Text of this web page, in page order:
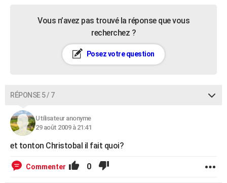
Vous n’avez pas trouvé la réponse que vous
recherchez ?
Posez votre question
RÉPONSE 5 / 7
Utilisateur anonyme
29 août 2009 à 21:41
et tonton Christobal il fait quoi?
Commenter 0